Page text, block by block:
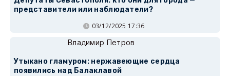
представители или наблюдатели?
03/12/2025 17:36
Владимир Петров
Утыкано гламуром: нержавеющие сердца
появились над Балаклавой